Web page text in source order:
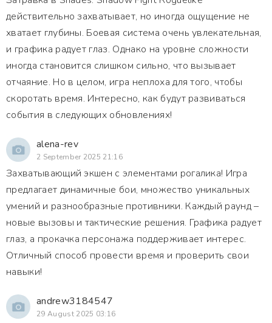
действительно захватывает, но иногда ощущение не
хватает глубины. Боевая система очень увлекательная,
и графика радует глаз. Однако на уровне сложности
иногда становится слишком сильно, что вызывает
отчаяние. Но в целом, игра неплоха для того, чтобы
скоротать время. Интересно, как будут развиваться
события в следующих обновлениях!
alena-rev
2 September 2025 21:16
Захватывающий экшен с элементами рогалика! Игра
предлагает динамичные бои, множество уникальных
умений и разнообразные противники. Каждый раунд –
новые вызовы и тактические решения. Графика радует
глаз, а прокачка персонажа поддерживает интерес.
Отличный способ провести время и проверить свои
навыки!
andrew3184547
29 August 2025 03:16